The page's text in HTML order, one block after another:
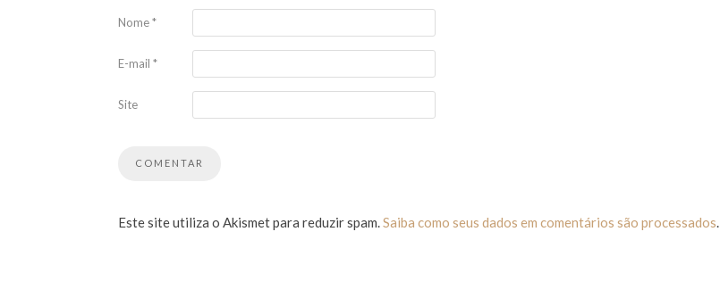
Nome*
E-mail *
Site
Este site utiliza o Akismet para reduzir spam.Saiba como seus dados em comentários são processados.